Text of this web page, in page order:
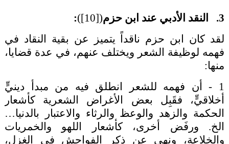
3. النقد الأدبي عند ابن حزم (
[10]
)
:
لقد كان ابن حزم ناقداً يتميز عن بقية النقاد في
فهمه لوظيفة الشعر ويختلف عنهم، في عدة قضايا،
منها:
1 - أن فهمه للشعر انطلق فيه من مبدأ دينيٍّ
أخلاقيٍّ، فقَبِل بعض الأغراض الشعرية كأشعار
الحكمة والزهد والوعظ والرثاء والاعتبار بالدنيا…
الخ. ورفَض أخرى، كأشعار اللهو والخمريات
والخلاعة، ونهى عن ذكر الفواحش في الغزل،